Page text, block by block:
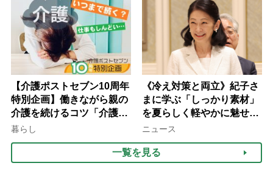
【介護ポストセブン10周年
特別企画】働きながら親の
介護を続けるコツ「介護は
10年以上続くことも…3つ
みよう」【社会福祉士解
説】
暮らし
《冷え対策と両立》紀子さ
まに学ぶ「しっかり素材」
を夏らしく軽やかに魅せる
3つの着こなし法則
ニュース
一覧を見る